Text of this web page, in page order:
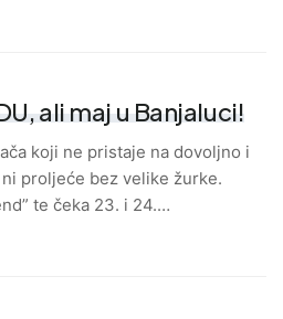
ali maj u Banjaluci!
koji ne pristaje na dovoljno i
proljeće bez velike žurke.
te čeka 23. i 24.…